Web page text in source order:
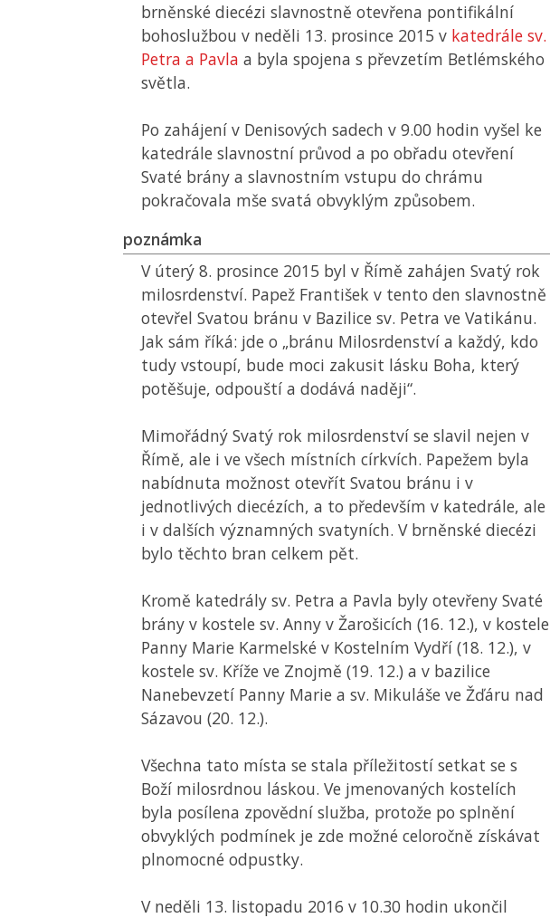
brněnské diecézi slavnostně otevřena pontifikální
bohoslužbou v neděli 13. prosince 2015 v katedrále sv.
Petra a Pavla a byla spojena s převzetím Betlémského
světla.
Po zahájení v Denisových sadech v 9.00 hodin vyšel ke
katedrále slavnostní průvod a po obřadu otevření
Svaté brány a slavnostním vstupu do chrámu
pokračovala mše svatá obvyklým způsobem.
poznámka
V úterý 8. prosince 2015 byl v Římě zahájen Svatý rok
milosrdenství. Papež František v tento den slavnostně
otevřel Svatou bránu v Bazilice sv. Petra ve Vatikánu.
Jak sám říká: jde o „bránu Milosrdenství a každý, kdo
tudy vstoupí, bude moci zakusit lásku Boha, který
potěšuje, odpouští a dodává naději“.
Mimořádný Svatý rok milosrdenství se slavil nejen v
Římě, ale i ve všech místních církvích. Papežem byla
nabídnuta možnost otevřít Svatou bránu i v
jednotlivých diecézích, a to především v katedrále, ale
i v dalších významných svatyních. V brněnské diecézi
bylo těchto bran celkem pět.
Kromě katedrály sv. Petra a Pavla byly otevřeny Svaté
brány v kostele sv. Anny v Žarošicích (16. 12.), v kostele
Panny Marie Karmelské v Kostelním Vydří (18. 12.), v
kostele sv. Kříže ve Znojmě (19. 12.) a v bazilice
Nanebevzetí Panny Marie a sv. Mikuláše ve Žďáru nad
Sázavou (20. 12.).
Všechna tato místa se stala příležitostí setkat se s
Boží milosrdnou láskou. Ve jmenovaných kostelích
byla posílena zpovědní služba, protože po splnění
obvyklých podmínek je zde možné celoročně získávat
plnomocné odpustky.
V neděli 13. listopadu 2016 v 10.30 hodin ukončil